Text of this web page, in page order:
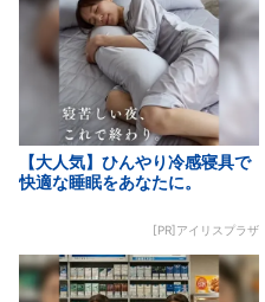
【大人気】ひんやり冷感寝具で
快適な睡眠をあなたに。
[PR]アイリスプラザ